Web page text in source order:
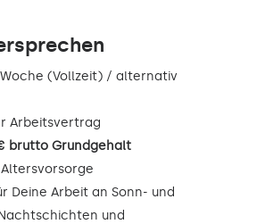
(Vollzeit) / alternativ
Arbeitsvertrag
brutto Grundgehalt
Deine Arbeit an Sonn- und
und